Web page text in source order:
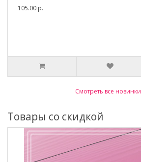
105.00 р.
Смотреть все новинки
Товары со скидкой